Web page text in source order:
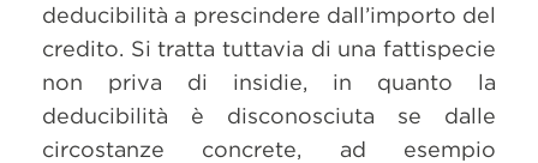
deducibilità a prescindere dall’importo del
credito. Si tratta tuttavia di una fattispecie
non priva di insidie, in quanto la
deducibilità è disconosciuta se dalle
circostanze concrete, ad esempio